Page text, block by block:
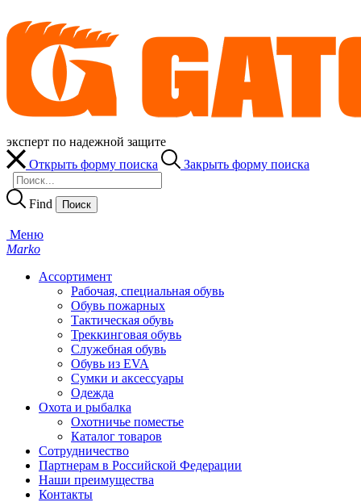
эксперт по надежной защите
Открыть форму поиска
Закрыть форму поиска
Find
Меню
Marko
Ассортимент
Рабочая, специальная обувь
Обувь пожарных
Тактическая обувь
Треккинговая обувь
Служебная обувь
Обувь из EVA
Сумки и аксессуары
Одежда
Охота и рыбалка
Охотничье поместье
Каталог товаров
Сотрудничество
Партнерам в Российской Федерации
Наши преимущества
Контакты